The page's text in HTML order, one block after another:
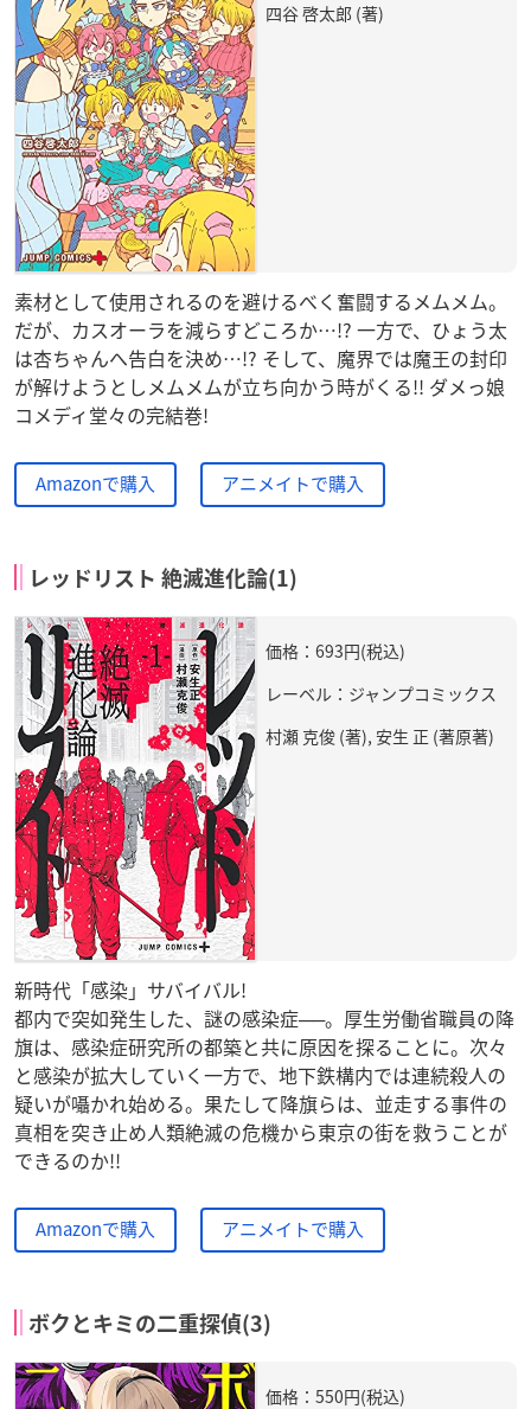
四谷 啓太郎 (著)
素材として使用されるのを避けるべく奮闘するメムメム。
だが、カスオーラを減らすどころか…!? 一方で、ひょう太
は杏ちゃんへ告白を決め…!? そして、魔界では魔王の封印
が解けようとしメムメムが立ち向かう時がくる!! ダメっ娘
コメディ堂々の完結巻!
Amazonで購入 アニメイトで購入
レッドリスト 絶滅進化論(1)
価格：693円(税込)
レーベル：ジャンプコミックス
村瀬 克俊 (著), 安生 正 (著原著)
新時代「感染」サバイバル!
都内で突如発生した、謎の感染症──。厚生労働省職員の降
旗は、感染症研究所の都築と共に原因を探ることに。次々
と感染が拡大していく一方で、地下鉄構内では連続殺人の
疑いが囁かれ始める。果たして降旗らは、並走する事件の
真相を突き止め人類絶滅の危機から東京の街を救うことが
できるのか!!
Amazonで購入 アニメイトで購入
ボクとキミの二重探偵(3)
価格：550円(税込)